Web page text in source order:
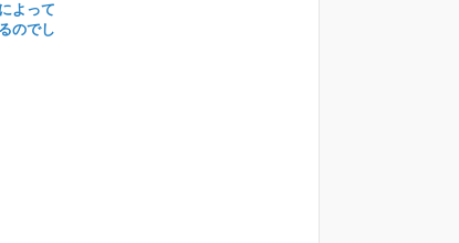
よって
のでし